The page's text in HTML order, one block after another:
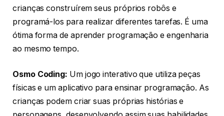
crianças construírem seus próprios robôs e
programá-los para realizar diferentes tarefas. É uma
ótima forma de aprender programação e engenharia
ao mesmo tempo.
Osmo Coding: Um jogo interativo que utiliza peças
físicas e um aplicativo para ensinar programação. As
crianças podem criar suas próprias histórias e